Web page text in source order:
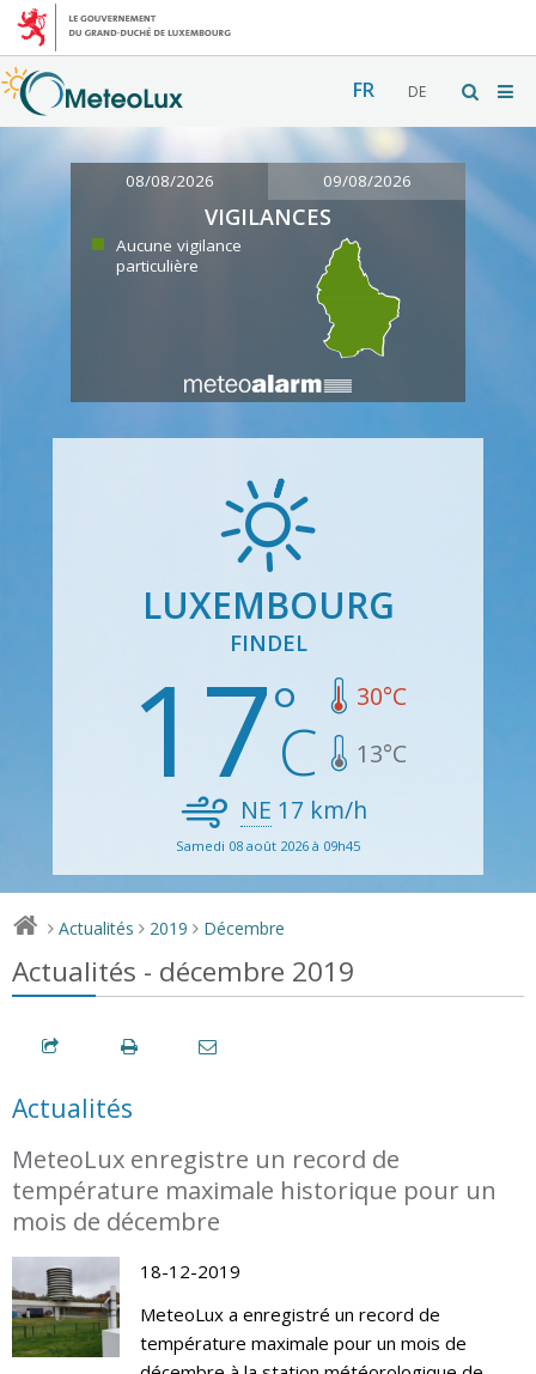
FR DE
08/08/2026 09/08/2026
VIGILANCES
Aucune vigilance
particulière
LUXEMBOURG
FINDEL
17 30°C
13°C
NE 17 km/h
Samedi 08 août 2026 à 09h45
> Actualités > 2019 > Décembre
Actualités - décembre 2019
Actualités
MeteoLux enregistre un record de
température maximale historique pour un
mois de décembre
18-12-2019
MeteoLux a enregistré un record de
température maximale pour un mois de